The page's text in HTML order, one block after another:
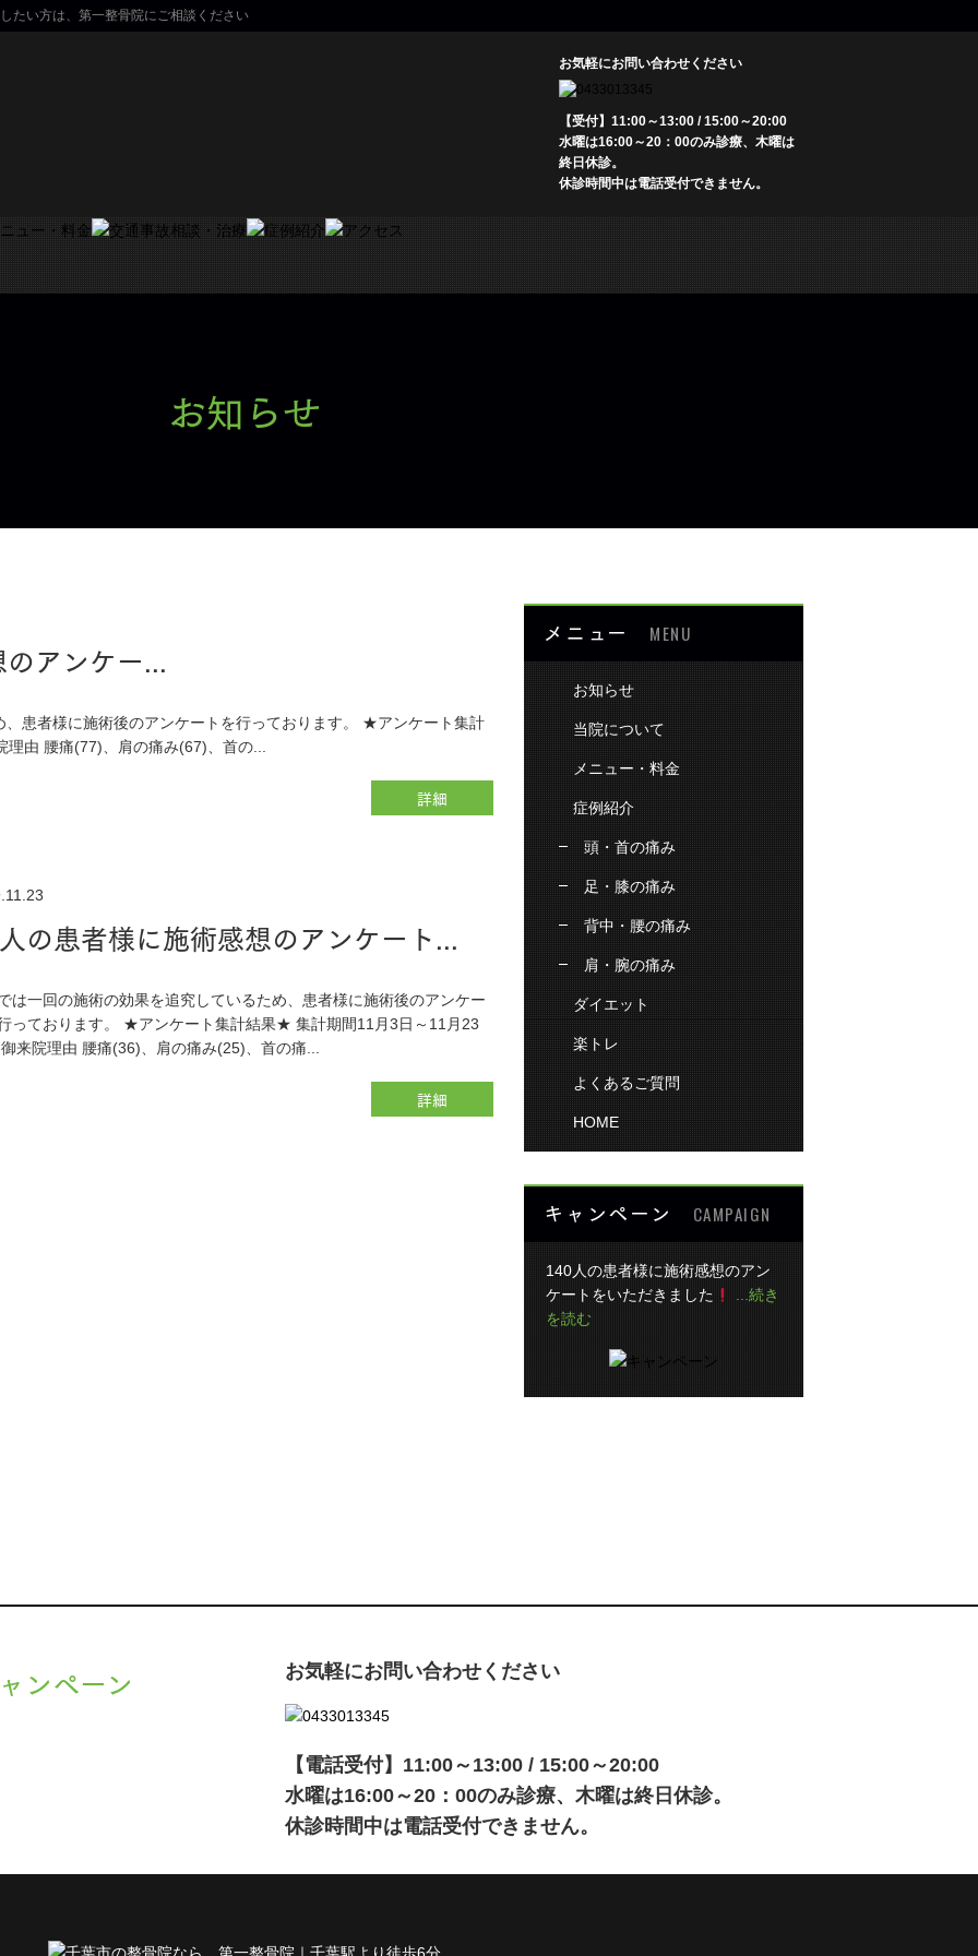
たい方は、第一整骨院にご相談ください
お気軽にお問い合わせください
【受付】11:00～13:00 / 15:00～20:00
水曜は16:00～20：00のみ診療、木曜は
終日休診。
休診時間中は電話受付できません。
お知らせ
アンケー...
患者様に施術後のアンケートを行っております。 ★アンケート集計
由 腰痛(77)、肩の痛み(67)、首の...
詳細
の患者様に施術感想のアンケート...
は一回の施術の効果を追究しているため、患者様に施術後のアンケー
っております。 ★アンケート集計結果★ 集計期間11月3日～11月23
来院理由 腰痛(36)、肩の痛み(25)、首の痛...
詳細
メニュー MENU
お知らせ
当院について
メニュー・料金
症例紹介
頭・首の痛み
足・膝の痛み
背中・腰の痛み
肩・腕の痛み
ダイエット
楽トレ
よくあるご質問
HOME
キャンペーン CAMPAIGN
140人の患者様に施術感想のアン
ケートをいただきました
...続き
を読む
ンペーン お気軽にお問い合わせください
【電話受付】11:00～13:00 / 15:00～20:00
水曜は16:00～20：00のみ診療、木曜は終日休診。
休診時間中は電話受付できません。